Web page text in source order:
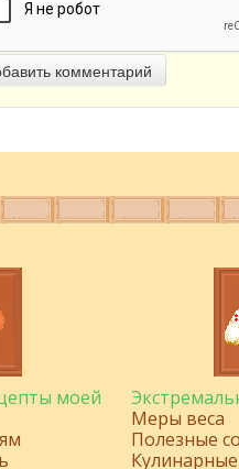
комментарий
моей
Меры веса
Полезные